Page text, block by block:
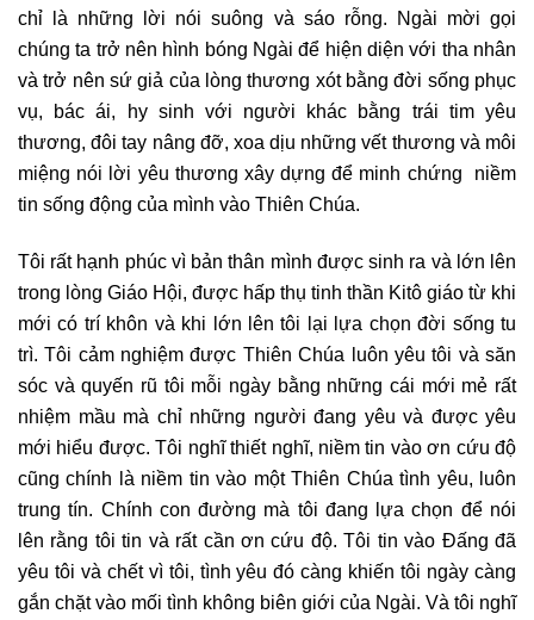
chỉ là những lời nói suông và sáo rỗng. Ngài mời gọi
chúng ta trở nên hình bóng Ngài để hiện diện với tha nhân
và trở nên sứ giả của lòng thương xót bằng đời sống phục
vụ, bác ái, hy sinh với người khác bằng trái tim yêu
thương, đôi tay nâng đỡ, xoa dịu những vết thương và môi
miệng nói lời yêu thương xây dựng để minh chứng niềm
tin sống động của mình vào Thiên Chúa.
Tôi rất hạnh phúc vì bản thân mình được sinh ra và lớn lên
trong lòng Giáo Hội, được hấp thụ tinh thần Kitô giáo từ khi
mới có trí khôn và khi lớn lên tôi lại lựa chọn đời sống tu
trì. Tôi cảm nghiệm được Thiên Chúa luôn yêu tôi và săn
sóc và quyến rũ tôi mỗi ngày bằng những cái mới mẻ rất
nhiệm mầu mà chỉ những người đang yêu và được yêu
mới hiểu được. Tôi nghĩ thiết nghĩ, niềm tin vào ơn cứu độ
cũng chính là niềm tin vào một Thiên Chúa tình yêu, luôn
trung tín. Chính con đường mà tôi đang lựa chọn để nói
lên rằng tôi tin và rất cần ơn cứu độ. Tôi tin vào Đấng đã
yêu tôi và chết vì tôi, tình yêu đó càng khiến tôi ngày càng
gắn chặt vào mối tình không biên giới của Ngài. Và tôi nghĩ